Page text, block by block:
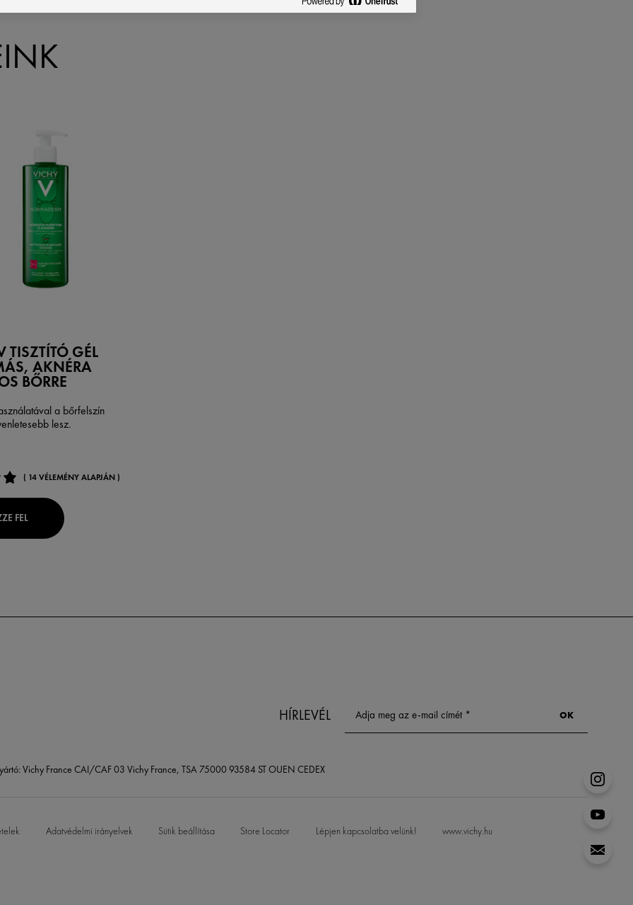
TISZTÍTÓ GÉL
AKNÉRA
BŐRRE
a bőrfelszín
lesz.
( 14 VÉLEMÉNY ALAPJÁN )
FEL
HÍRLEVÉL
Vichy France CAI/CAF 03 Vichy France, TSA 75000 93584 ST OUEN CEDEX
Adatvédelmi irányelvek Sütik beállítása Store Locator Lépjen kapcsolatba velünk! www.vichy.hu